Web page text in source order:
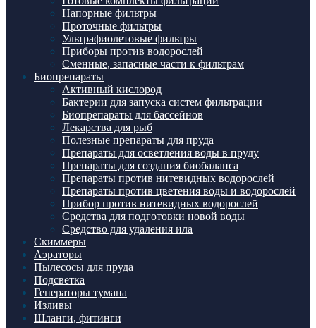
Напорные фильтры
Проточные фильтры
Ультрафиолетовые фильтры
Приборы против водорослей
Сменные, запасные части к фильтрам
Биопрепараты
Активный кислород
Бактерии для запуска систем фильтрации
Биопрепараты для бассейнов
Лекарства для рыб
Полезные препараты для пруда
Препараты для осветления воды в пруду
Препараты для создания биобаланса
Препараты против нитевидных водорослей
Препараты против цветения воды и водорослей
Прибор против нитевидных водорослей
Средства для подготовки новой воды
Средство для удаления ила
Скиммеры
Аэраторы
Пылесосы для пруда
Подсветка
Генераторы тумана
Изливы
Шланги, фитинги